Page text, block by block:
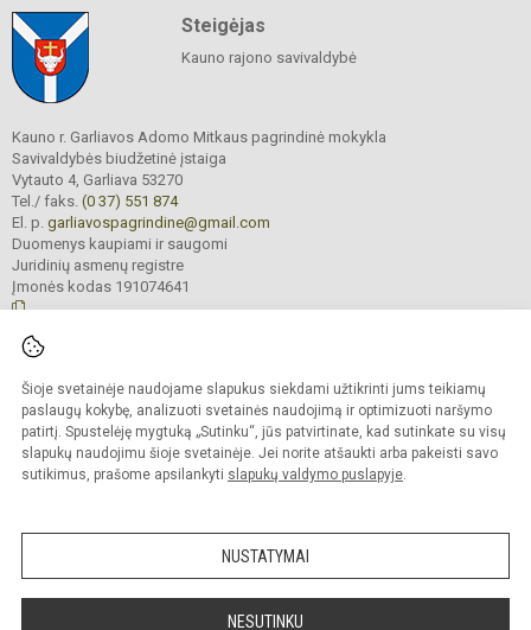
Šioje svetainėje naudojame slapukus siekdami užtikrinti jums teikiamų
paslaugų kokybę, analizuoti svetainės naudojimą ir optimizuoti naršymo
patirtį. Spustelėję mygtuką „Sutinku“, jūs patvirtinate, kad sutinkate su visų
slapukų naudojimu šioje svetainėje. Jei norite atšaukti arba pakeisti savo
sutikimus, prašome apsilankyti slapukų valdymo puslapyje.
NUSTATYMAI
NESUTINKU
Steigėjas
Kauno rajono savivaldybė
Kauno r. Garliavos Adomo Mitkaus pagrindinė mokykla
Savivaldybės biudžetinė įstaiga
Vytauto 4, Garliava 53270
Tel./ faks. (0 37) 551 874
El. p. garliavospagrindine@gmail.com
Duomenys kaupiami ir saugomi
Juridinių asmenų registre
Įmonės kodas 191074641
saugomos.
Kopijuoti turinį be raštiško įstaigos administracijos sutikimo griežtai draudžiama
Prieinamumo paraiška Slapukų valdymas
Sumanus būdas atnaujinti